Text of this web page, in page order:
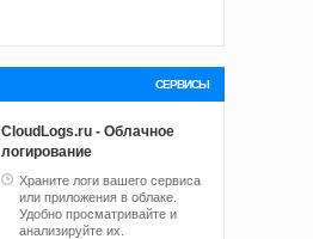
СЕРВИСЫ
CloudLogs.ru - Облачное
логирование
Храните логи вашего сервиса
или приложения в облаке.
Удобно просматривайте и
анализируйте их.